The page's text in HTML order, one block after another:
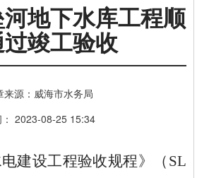
地下水库工程顺
竣工验收
来源：威海市水务局
： 2023-08-25 15:34
建设工程验收规程》（ SL